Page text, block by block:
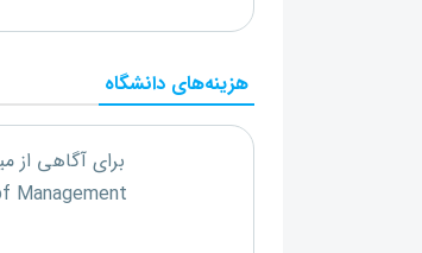
هزینه‌های دانشگاه
برای آگاهی از
Management